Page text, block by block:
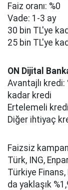
Faiz oranı: %0
Vade: 1-3 ay
30 bin TL'ye
25 bin TL'ye
ON Dijital
Avantajlı kredi:
kadar kredi
Ertelemeli
Diğer ihtiyaç
Faizsiz
Türk, ING,
Türkiye Finans,
da yaklaşık